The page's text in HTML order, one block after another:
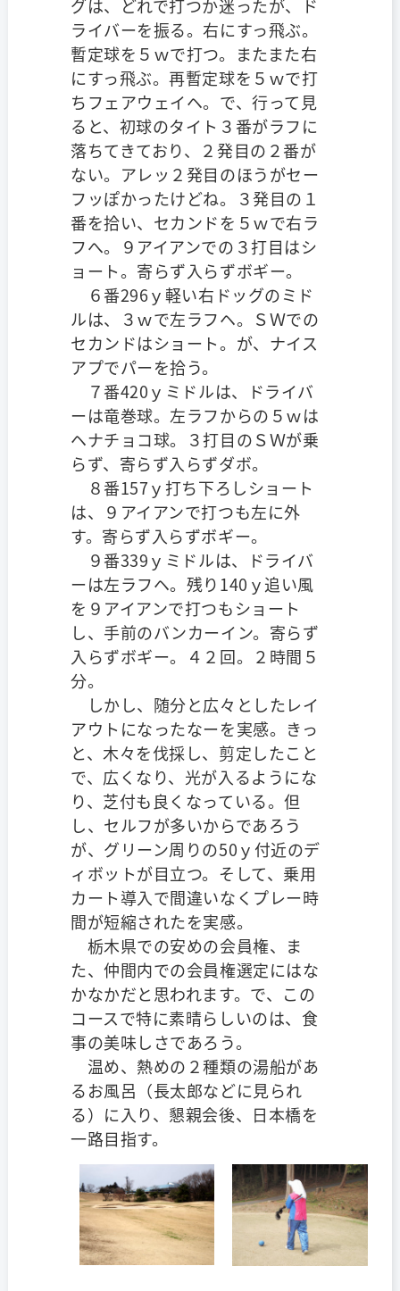
グは、どれで打つか迷ったが、ド
ライバーを振る。右にすっ飛ぶ。
暫定球を５ｗで打つ。またまた右
にすっ飛ぶ。再暫定球を５ｗで打
ちフェアウェイヘ。で、行って見
ると、初球のタイト３番がラフに
落ちてきており、２発目の２番が
ない。アレッ２発目のほうがセー
フッぽかったけどね。３発目の１
番を拾い、セカンドを５ｗで右ラ
フへ。９アイアンでの３打目はシ
ョート。寄らず入らずボギー。
６番296ｙ軽い右ドッグのミド
ルは、３ｗで左ラフヘ。ＳＷでの
セカンドはショート。が、ナイス
アプでパーを拾う。
７番420ｙミドルは、ドライバ
ーは竜巻球。左ラフからの５ｗは
ヘナチョコ球。３打目のＳＷが乗
らず、寄らず入らずダボ。
８番157ｙ打ち下ろしショート
は、９アイアンで打つも左に外
す。寄らず入らずボギー。
９番339ｙミドルは、ドライバ
ーは左ラフヘ。残り140ｙ追い風
を９アイアンで打つもショート
し、手前のバンカーイン。寄らず
入らずボギー。４２回。２時間５
分。
しかし、随分と広々としたレイ
アウトになったなーを実感。きっ
と、木々を伐採し、剪定したこと
で、広くなり、光が入るようにな
り、芝付も良くなっている。但
し、セルフが多いからであろう
が、グリーン周りの50ｙ付近のデ
ィボットが目立つ。そして、乗用
カート導入で間違いなくプレー時
間が短縮されたを実感。
栃木県での安めの会員権、ま
た、仲間内での会員権選定にはな
かなかだと思われます。で、この
コースで特に素晴らしいのは、食
事の美味しさであろう。
温め、熱めの２種類の湯船があ
るお風呂（長太郎などに見られ
る）に入り、懇親会後、日本橋を
一路目指す。